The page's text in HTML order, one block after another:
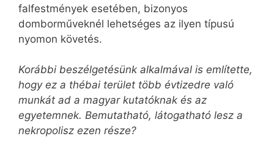
falfestmények esetében, bizonyos
domborműveknél lehetséges az ilyen típusú
nyomon követés.
Korábbi beszélgetésünk alkalmával is említette,
hogy ez a thébai terület több évtizedre való
munkát ad a magyar kutatóknak és az
egyetemnek. Bemutatható, látogatható lesz a
nekropolisz ezen része?